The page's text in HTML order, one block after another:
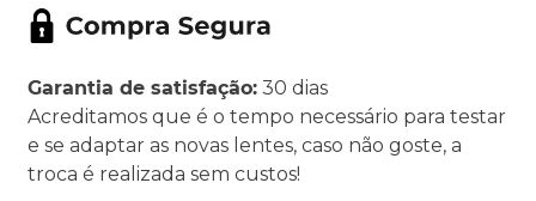
Garantia de satisfação: 30 dias
Acreditamos que é o tempo necessário para testar
e se adaptar as novas lentes, caso não goste, a
troca é realizada sem custos!